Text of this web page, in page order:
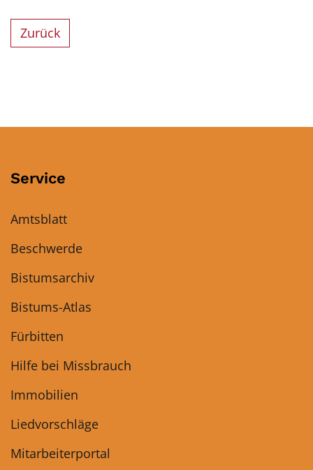
Zurück
Service
Amtsblatt
Beschwerde
Bistumsarchiv
Bistums-Atlas
Fürbitten
Hilfe bei Missbrauch
Immobilien
Liedvorschläge
Mitarbeiterportal